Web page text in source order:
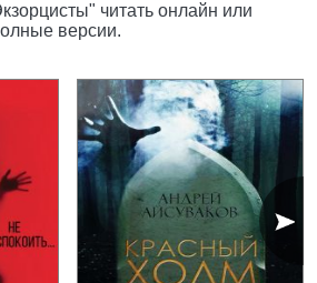
читать онлайн или
версии.